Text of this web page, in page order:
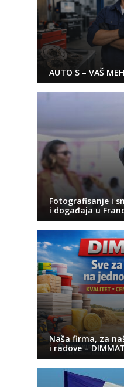
AUTO S – VAŠ
Fotografisanje i
i događaja u
Naša firma, za
i radove –